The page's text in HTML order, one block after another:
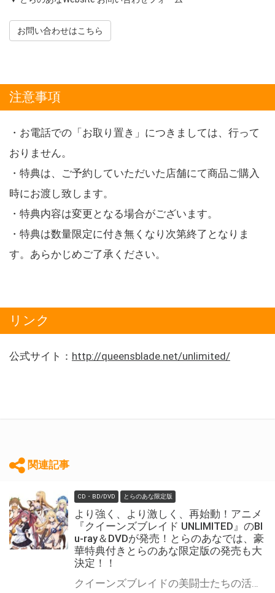
お問い合わせはこちら
注意事項
・お電話での「お取り置き」につきましては、行って
おりません。
・特典は、ご予約していただいた店舗にて商品ご購入
時にお渡し致します。
・特典内容は変更となる場合がございます。
・特典は数量限定に付き無くなり次第終了となりま
す。あらかじめご了承ください。
リンク
公式サイト： http://queensblade.net/unlimited/
関連記事
CD・BD/DVD とらのあな限定版
より強く、より激しく、再始動！アニメ
『クイーンズブレイド UNLIMITED』のBl
u-ray＆DVDが発売！とらのあなでは、豪
華特典付きとらのあな限定版の発売も大
決定！！